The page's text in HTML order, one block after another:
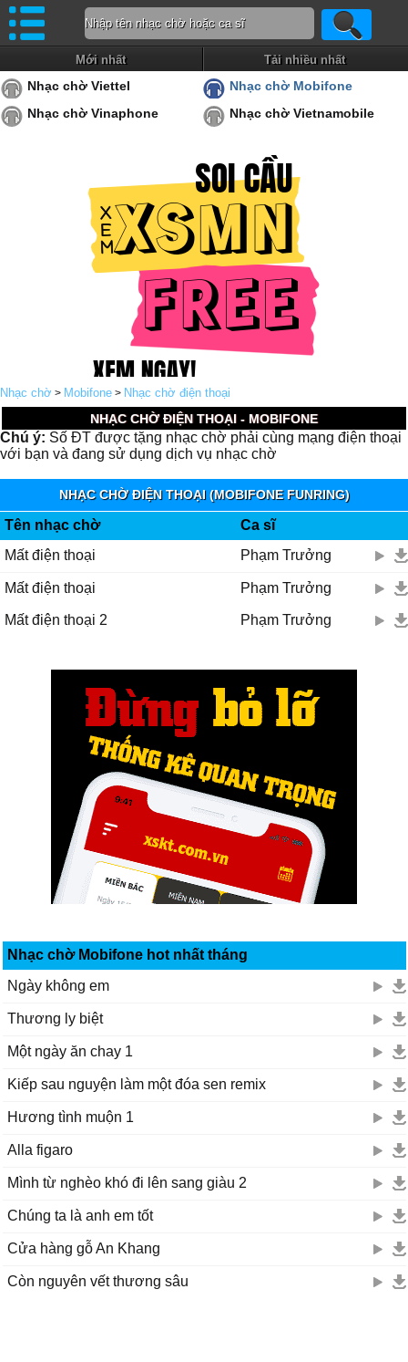
Mới nhất Tải nhiều nhất
Nhạc chờ Viettel
Nhạc chờ Mobifone
Nhạc chờ Vinaphone
Nhạc chờ Vietnamobile
Nhạc chờ > Mobifone > Nhạc chờ điện thoại
NHẠC CHỜ ĐIỆN THOẠI - MOBIFONE
Chú ý: Số ĐT được tặng nhạc chờ phải cùng mạng điện thoại
với bạn và đang sử dụng dịch vụ nhạc chờ
NHẠC CHỜ ĐIỆN THOẠI (MOBIFONE FUNRING)
Tên nhạc chờ
Ca sĩ
Mất điện thoại
Phạm Trưởng
Mất điện thoại Phạm Trưởng
Mất điện thoại 2 Phạm Trưởng
Nhạc chờ Mobifone hot nhất tháng
Ngày không em
Thương ly biệt
Một ngày ăn chay 1
Kiếp sau nguyện làm một đóa sen remix
Hương tình muộn 1
Alla figaro
Mình từ nghèo khó đi lên sang giàu 2
Chúng ta là anh em tốt
Cửa hàng gỗ An Khang
Còn nguyên vết thương sâu